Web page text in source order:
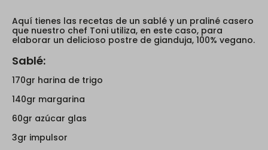
Aquí tienes las recetas de un sablé y un praliné casero
que nuestro chef Toni utiliza, en este caso, para
elaborar un delicioso postre de gianduja, 100% vegano.
Sablé:
170gr harina de trigo
140gr margarina
60gr azúcar glas
3gr impulsor